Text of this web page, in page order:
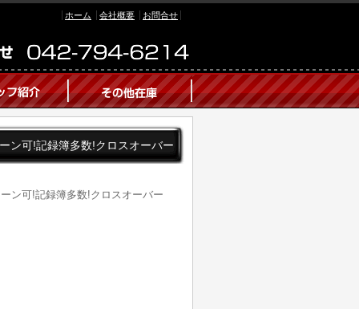
ホーム 会社概要 お問合せ
ン可!記録簿多数!クロスオーバー
ン可!記録簿多数!クロスオーバー